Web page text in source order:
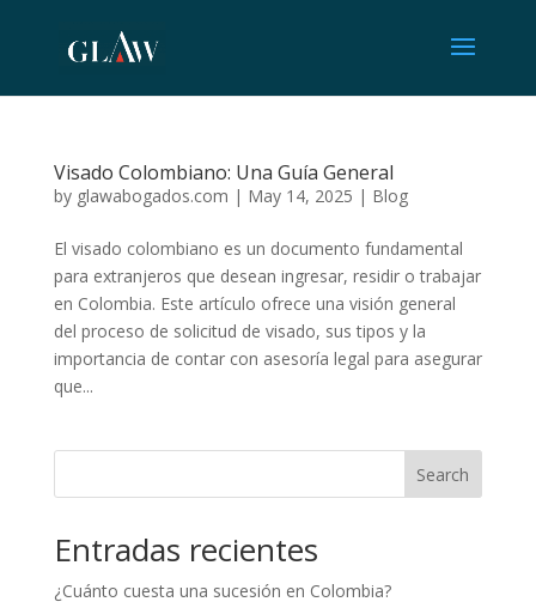
Visado Colombiano: Una Guía General
by glawabogados.com | May 14, 2025 | Blog
El visado colombiano es un documento fundamental
para extranjeros que desean ingresar, residir o trabajar
en Colombia. Este artículo ofrece una visión general
del proceso de solicitud de visado, sus tipos y la
importancia de contar con asesoría legal para asegurar
que...
Search
Entradas recientes
¿Cuánto cuesta una sucesión en Colombia?